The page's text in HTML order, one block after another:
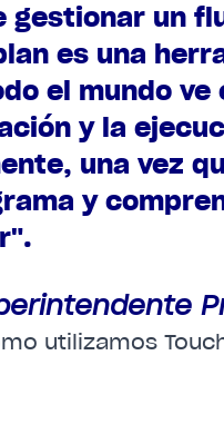
un
es una
el mundo ve
y la
una vez
y
utilizamos